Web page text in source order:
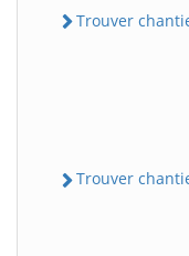
Trouver
Trouver